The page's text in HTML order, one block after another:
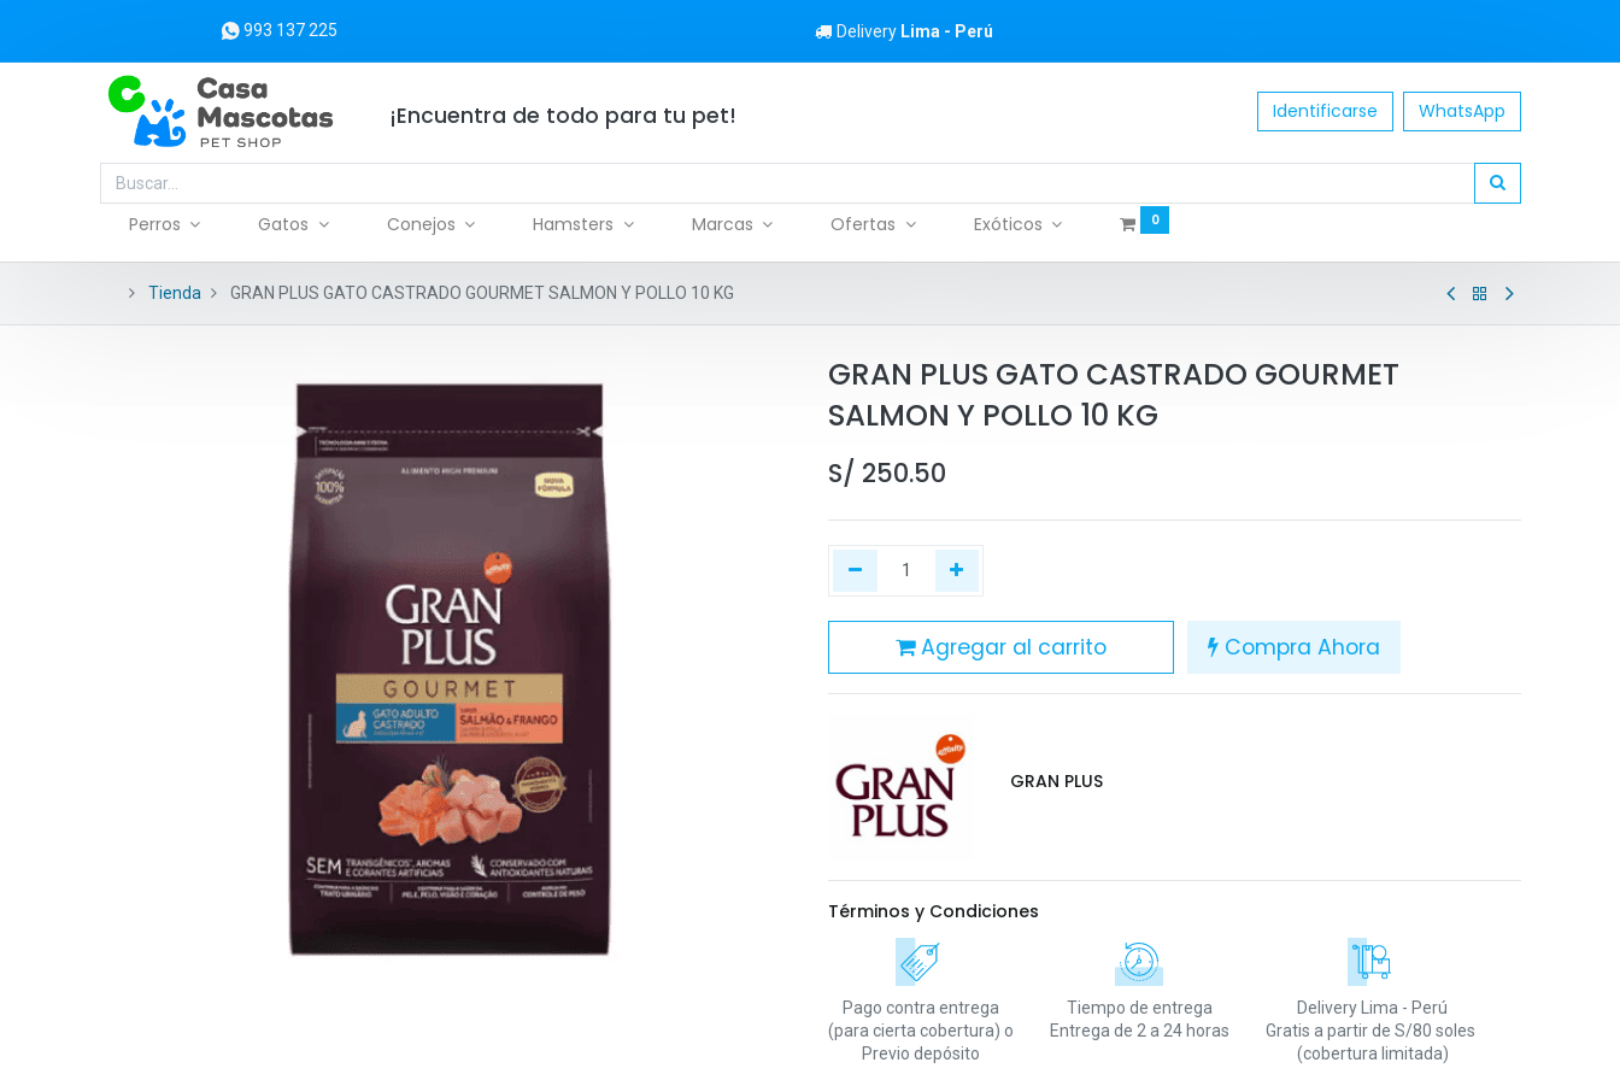
993 137 225 Delivery Lima - Perú
¡Encuentra de todo para tu pet! Identificarse WhatsApp
Perros Gatos Conejos Hamsters Marcas Ofertas Exóticos 0
Tienda GRAN PLUS GATO CASTRADO GOURMET SALMON Y POLLO 10 KG
GRAN PLUS GATO CASTRADO GOURMET
SALMON Y POLLO 10 KG
S/ 250.50
Agregar al carrito Compra Ahora
GRAN PLUS
Términos y Condiciones
Pago contra entrega
(para cierta cobertura) o
Previo depósito
Tiempo de entrega
Entrega de 2 a 24 horas
Delivery Lima - Perú
Gratis a partir de S/80 soles
(cobertura limitada)